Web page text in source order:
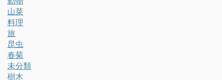
山菜
料理
旅
昆虫
春菊
未分類
樹木